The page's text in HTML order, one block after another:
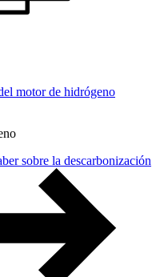
motor de hidrógeno
sobre la descarbonización